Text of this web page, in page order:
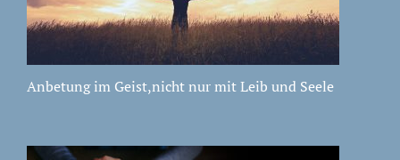
Anbetung im Geist,nicht nur mit Leib und Seele